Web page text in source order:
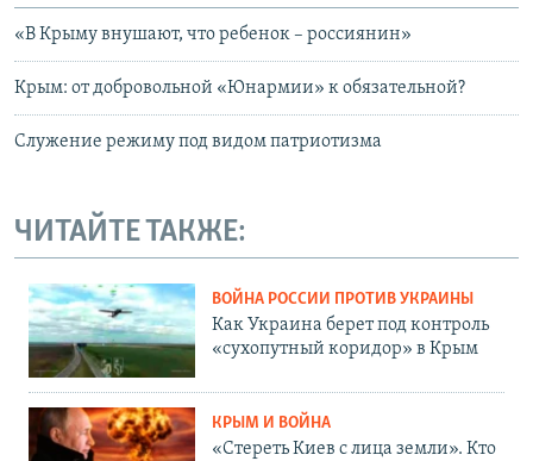
«В Крыму внушают, что ребенок – россиянин»
Крым: от добровольной «Юнармии» к обязательной?
Служение режиму под видом патриотизма
ЧИТАЙТЕ ТАКЖЕ:
ВОЙНА РОССИИ ПРОТИВ УКРАИНЫ
Как Украина берет под контроль
«сухопутный коридор» в Крым
КРЫМ И ВОЙНА
«Стереть Киев с лица земли». Кто